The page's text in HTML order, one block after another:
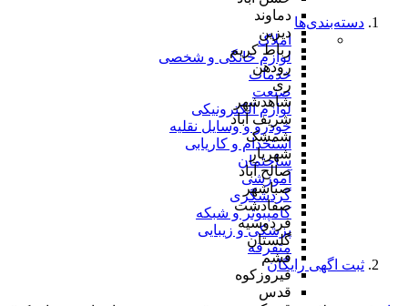
دماوند
دیزین
رباط کریم
رودهن
ری
شاهدشهر
شریف آباد
شمشک
شهریار
صالح آباد
صباشهر
صفادشت
فردوسیه
گلستان
فشم
فیروزکوه
قدس
دسته‌بندی‌ها
املاک
لوازم خانگی و شخصی
خدمات
صنعت
لوازم الکترونیکی
خودرو و وسایل نقلیه
استخدام و کاریابی
ساختمان
آموزشی
گردشگری
کامپیوتر و شبکه
پزشکی و زیبایی
متفرقه
ثبت اگهی رایگان